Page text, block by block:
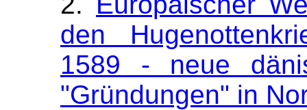
den
1589 - neue
"Gründungen" in